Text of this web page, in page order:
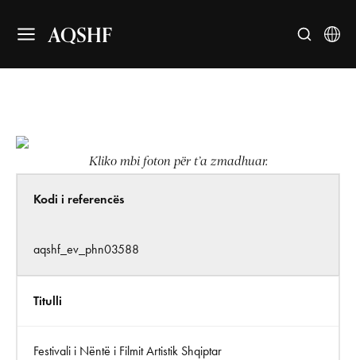
AQSHF
Kliko mbi foton për t’a zmadhuar.
Kodi i referencës
aqshf_ev_phn03588
Titulli
Festivali i Nëntë i Filmit Artistik Shqiptar